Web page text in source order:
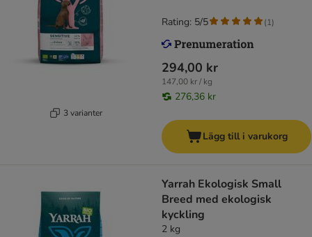
3 varianter
294,00 kr
147,00 kr / kg
276,36 kr
Rating: 5/5 (1)
Lägg till i varukorg
Yarrah Ekologisk Small
Breed med ekologisk
kyckling
2 kg